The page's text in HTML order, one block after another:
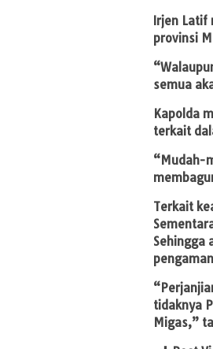
Irjen Latif
provinsi
semua
Kapolda
terkait
“Mudah-
Terkait
Sehingga
tidaknya
Migas,”